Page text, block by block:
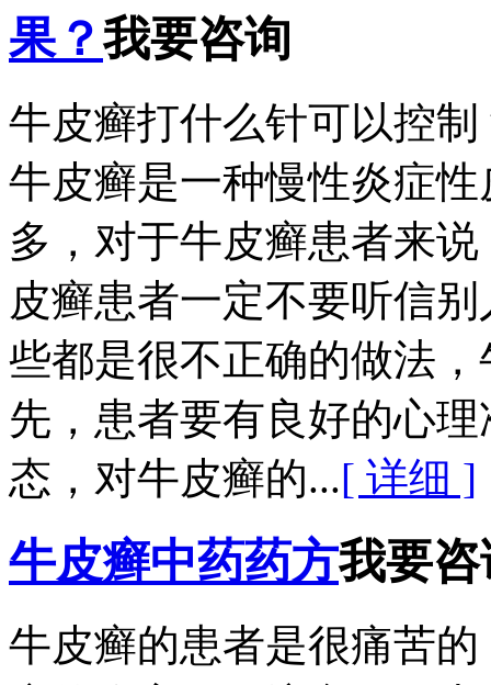
果？我要咨询
牛皮癣打什么针可以控
牛皮癣是一种慢性炎症
多，对于牛皮癣患者来
皮癣患者一定不要听信
些都是很不正确的做法
先，患者要有良好的心
态，对牛皮癣的...[ 详细 ]
牛皮癣中药药方我要咨
牛皮癣的患者是很痛苦